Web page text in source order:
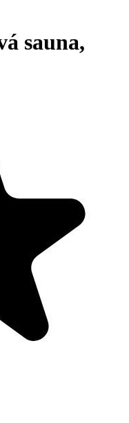
sauna,